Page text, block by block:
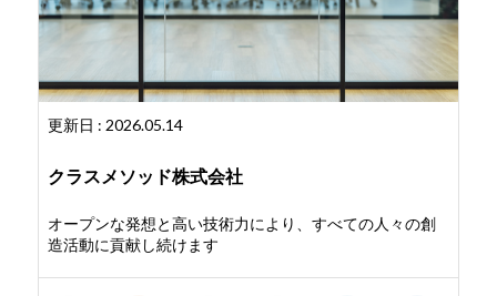
更新日 : 2026.05.14
クラスメソッド株式会社
オープンな発想と高い技術力により、すべての人々の創
造活動に貢献し続けます